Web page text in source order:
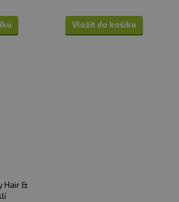
Vložit do košíku
Hair &